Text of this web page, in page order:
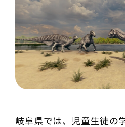
岐阜県では、児童生徒の